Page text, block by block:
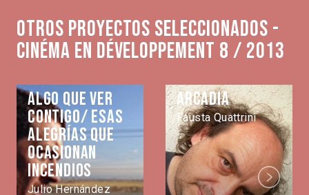
Otros proyectos seleccionados -
Cinéma en développement 8 / 2013
Algo que ver
contigo/ Esas
alegrías que
ocasionan
incendios
Julio Hernández
Arcadia
Fausta Quattrini
Next